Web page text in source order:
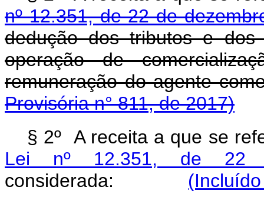
nº 12.351, de 22 de
dedução dos tributos e dos
operação de
remuneração do agente
Provisória n° 811, de 2017)
§ 2º A receita a que se
Lei nº 12.351, de 22
considerada: